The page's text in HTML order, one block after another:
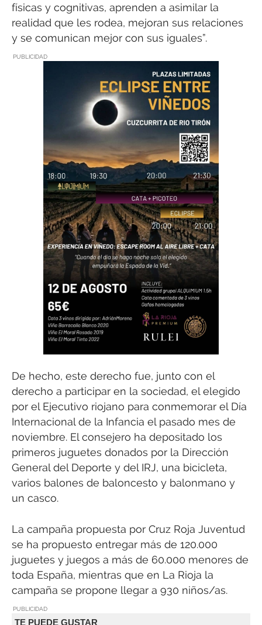
físicas y cognitivas, aprenden a asimilar la
realidad que les rodea, mejoran sus relaciones
y se comunican mejor con sus iguales”.
PUBLICIDAD
De hecho, este derecho fue, junto con el
derecho a participar en la sociedad, el elegido
por el Ejecutivo riojano para conmemorar el Día
Internacional de la Infancia el pasado mes de
noviembre. El consejero ha depositado los
primeros juguetes donados por la Dirección
General del Deporte y del IRJ, una bicicleta,
varios balones de baloncesto y balonmano y
un casco.
La campaña propuesta por Cruz Roja Juventud
se ha propuesto entregar más de 120.000
juguetes y juegos a más de 60.000 menores de
toda España, mientras que en La Rioja la
campaña se propone llegar a 930 niños/as.
PUBLICIDAD
TE PUEDE GUSTAR